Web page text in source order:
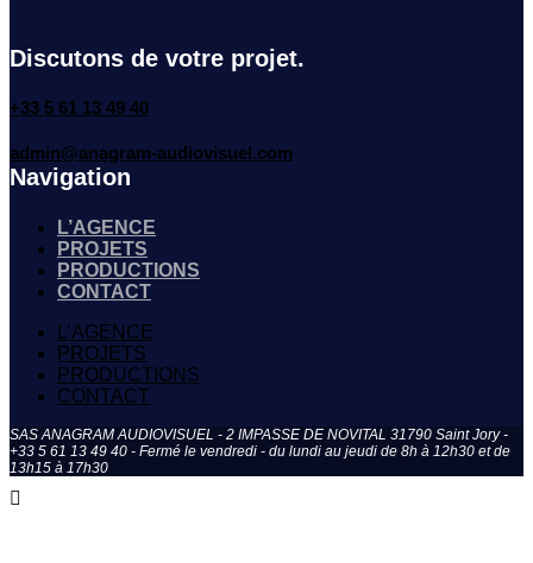
Discutons de votre projet.
+33 5 61 13 49 40
admin@anagram-audiovisuel.com
Navigation
L’AGENCE
PROJETS
PRODUCTIONS
CONTACT
L’AGENCE
PROJETS
PRODUCTIONS
CONTACT
SAS ANAGRAM AUDIOVISUEL - 2 IMPASSE DE NOVITAL 31790 Saint Jory -
+33 5 61 13 49 40 - Fermé le vendredi - du lundi au jeudi de 8h à 12h30 et de
13h15 à 17h30